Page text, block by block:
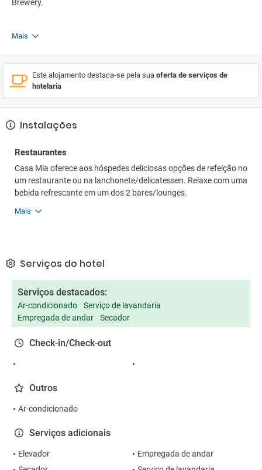
Brewery.
Mais
Este alojamento destaca-se pela sua oferta de serviços de
hotelaria
Instalações
Restaurantes
Casa Mia oferece aos hóspedes deliciosas opções de refeição no
um restaurante ou na lanchonete/delicatessen. Relaxe com uma
bebida refrescante em um dos 2 bares/lounges.
Mais
Serviços do hotel
Serviços destacados:
Ar-condicionado
Serviço de lavandaria
Empregada de andar
Secador
Check-in/Check-out
Outros
Ar-condicionado
Serviços adicionais
Elevador
Empregada de andar